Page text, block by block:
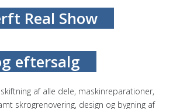
Real Show
eftersalg
af alle dele, maskinreparationer,
skrogrenovering, design og bygning af